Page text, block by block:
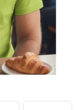
Napište nám